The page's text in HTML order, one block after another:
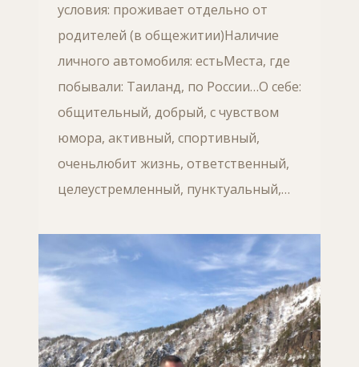
условия: проживает отдельно от
родителей (в общежитии)Наличие
личного автомобиля: естьМеста, где
побывали: Таиланд, по России…О себе:
общительный, добрый, с чувством
юмора, активный, спортивный,
оченьлюбит жизнь, ответственный,
целеустремленный, пунктуальный,…